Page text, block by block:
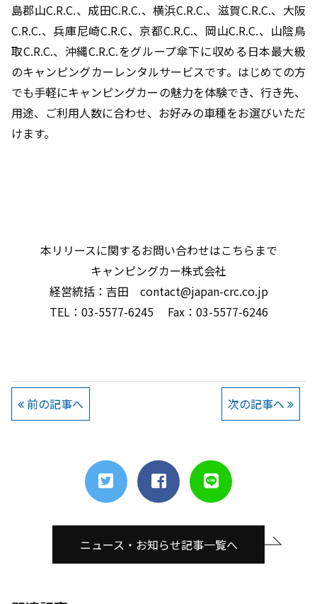
島郡山C.R.C.、成田C.R.C.、横浜C.R.C.、滋賀C.R.C.、大阪
C.R.C.、兵庫尼崎C.R.C、京都C.R.C.、岡山C.R.C.、山陰鳥
取C.R.C.、沖縄C.R.C.をグループ傘下に収める日本最大級
のキャンピングカーレンタルサービスです。はじめての方
でも手軽にキャンピングカーの魅力を体験でき、行き先、
用途、ご利用人数に合わせ、お好みの車種をお選びいただ
けます。
本リリースに関するお問い合わせはこちらまで
キャンピングカー株式会社
経営統括：吉田 contact@japan-crc.co.jp
TEL：03-5577-6245 Fax：03-5577-6246
前の記事へ 次の記事へ
ニュース・お知らせ記事一覧へ